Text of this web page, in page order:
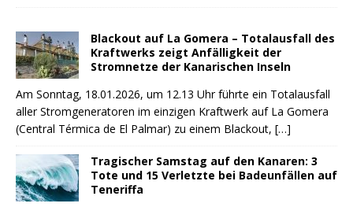
Blackout auf La Gomera – Totalausfall des
Kraftwerks zeigt Anfälligkeit der
Stromnetze der Kanarischen Inseln
Am Sonntag, 18.01.2026, um 12.13 Uhr führte ein Totalausfall
aller Stromgeneratoren im einzigen Kraftwerk auf La Gomera
(Central Térmica de El Palmar) zu einem Blackout, […]
Tragischer Samstag auf den Kanaren: 3
Tote und 15 Verletzte bei Badeunfällen auf
Teneriffa